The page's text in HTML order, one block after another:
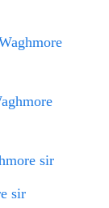
sir
sir